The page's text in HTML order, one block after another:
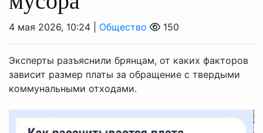
4 мая 2026, 10:24 | Общество 150
Эксперты разъяснили брянцам, от каких факторов
зависит размер платы за обращение с твердыми
коммунальными отходами.